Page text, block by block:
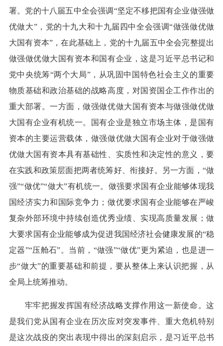
署。党的十八届五中全会强调“坚定不移把国有企业做强做
优做大”，党的十九大和十九届四中全会强调“做强做优做
大国有资本”，在此基础上，党的十九届五中全会完整提出
做强做优做大国有资本和国有企业，这是习近平总书记和
党中央统筹“两个大局”，从巩固中国特色社会主义的重要
物质基础和政治基础的战略高度，对国资国企工作作出的
重大部署。一方面，做强做优做大国有资本与做强做优做
大国有企业有机统一。国有企业是独立市场主体，是国有
资本的主要运营载体，做强做优做大国有企业对于做强做
优做大国有资本具有基础性、实质性和决定性的意义，要
在实践和政策层面把两者统筹好、衔接好。另一方面，“做
强”“做优”“做大”有机统一。做强要求国有企业能够体现我
国经济实力和国际竞争力；做优要求国有企业能够在严峻
复杂外部环境中持续创造优秀业绩、实现高质量发展；做
大要求国有企业能够成为促进我国经济社会健康发展的“稳
定器”“压舱石”。当前，“做强”“做优”更为紧迫，也是进一
步“做大”的重要基础和前提，要从整体上来认识把握，从
全局上统筹推动。
牢牢把握发挥国有经济战略支撑作用这一新使命。这
是我们党从国有企业在历次应对突发事件、重大危机特别
是这次战疫的突出表现中得出的深刻启示，是习近平总书